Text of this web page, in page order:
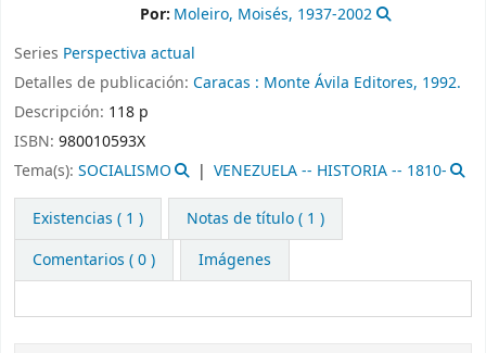
Por: Moleiro, Moisés, 1937-2002
Series Perspectiva actual
Detalles de publicación: Caracas : Monte Ávila Editores, 1992.
Descripción: 118 p
ISBN: 980010593X
Tema(s): SOCIALISMO VENEZUELA -- HISTORIA -- 1810-
Existencias ( 1 )
Notas de título ( 1 )
Comentarios ( 0 )
Imágenes